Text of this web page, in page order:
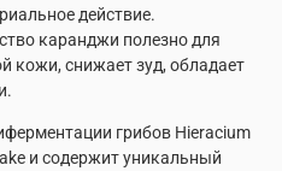
действие.
каранджи полезно для
кожи, снижает зуд, обладает
грибов Hieracium
и содержит уникальный